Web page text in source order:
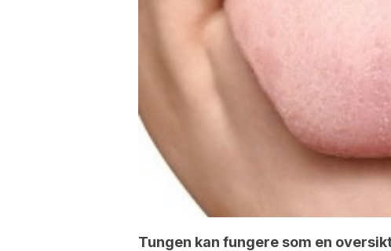
Tungen kan fungere som en